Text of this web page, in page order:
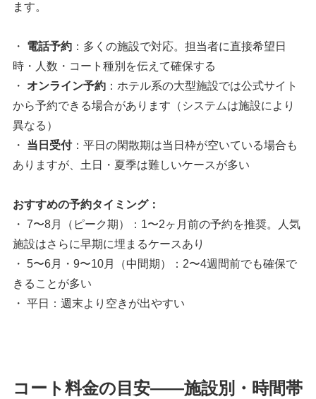
ます。
・ 電話予約：多くの施設で対応。担当者に直接希望日
時・人数・コート種別を伝えて確保する
・ オンライン予約：ホテル系の大型施設では公式サイト
から予約できる場合があります（システムは施設により
異なる）
・ 当日受付：平日の閑散期は当日枠が空いている場合も
ありますが、土日・夏季は難しいケースが多い
おすすめの予約タイミング：
・ 7〜8月（ピーク期）：1〜2ヶ月前の予約を推奨。人気
施設はさらに早期に埋まるケースあり
・ 5〜6月・9〜10月（中間期）：2〜4週間前でも確保で
きることが多い
・ 平日：週末より空きが出やすい
コート料金の目安——施設別・時間帯